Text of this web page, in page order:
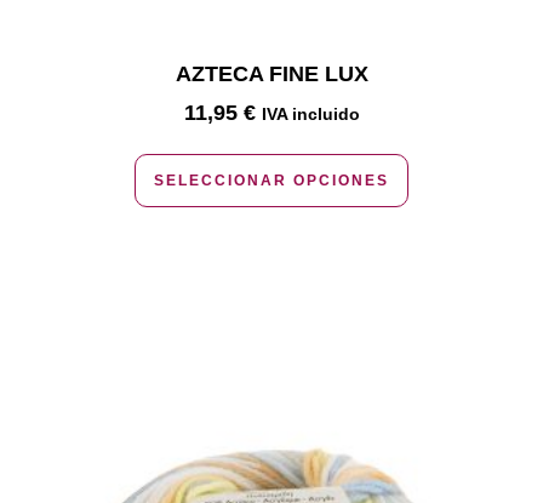
AZTECA FINE LUX
11,95 € IVA incluido
SELECCIONAR OPCIONES